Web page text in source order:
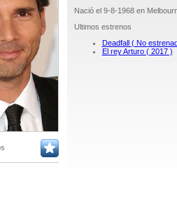
Nació el 9-8-1968 en
Ultimos estrenos
Deadfall ( No
El rey Arturo ( 2017 )